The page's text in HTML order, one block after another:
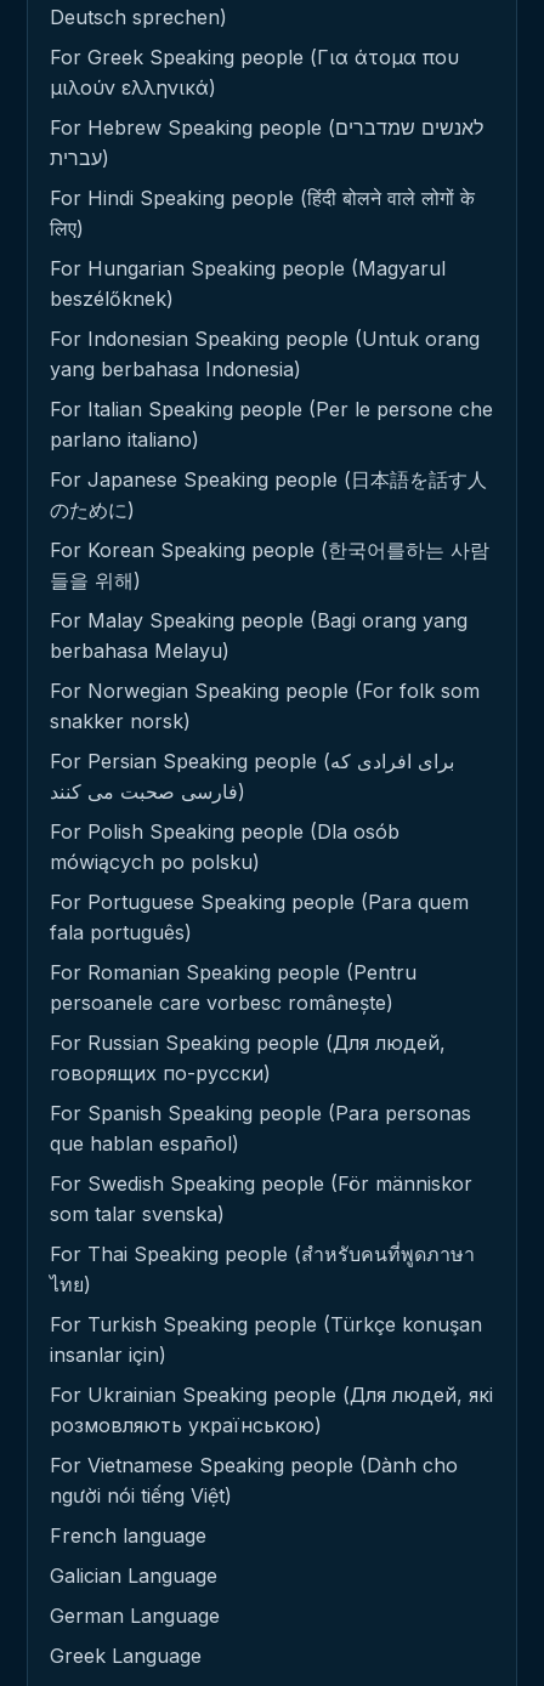
Deutsch sprechen)
For Greek Speaking people (Για άτομα που
μιλούν ελληνικά)
For Hebrew Speaking people (לאנשים שמדברים
עברית)
For Hindi Speaking people (हिंदी बोलने वाले लोगों के
लिए)
For Hungarian Speaking people (Magyarul
beszélőknek)
For Indonesian Speaking people (Untuk orang
yang berbahasa Indonesia)
For Italian Speaking people (Per le persone che
parlano italiano)
For Japanese Speaking people (日本語を話す人
のために)
For Korean Speaking people (한국어를하는 사람
들을 위해)
For Malay Speaking people (Bagi orang yang
berbahasa Melayu)
For Norwegian Speaking people (For folk som
snakker norsk)
For Persian Speaking people (برای افرادی که
فارسی صحبت می کنند)
For Polish Speaking people (Dla osób
mówiących po polsku)
For Portuguese Speaking people (Para quem
fala português)
For Romanian Speaking people (Pentru
persoanele care vorbesc românește)
For Russian Speaking people (Для людей,
говорящих по-русски)
For Spanish Speaking people (Para personas
que hablan español)
For Swedish Speaking people (För människor
som talar svenska)
For Thai Speaking people (สำหรับคนที่พูดภาษา
ไทย)
For Turkish Speaking people (Türkçe konuşan
insanlar için)
For Ukrainian Speaking people (Для людей, які
розмовляють українською)
For Vietnamese Speaking people (Dành cho
người nói tiếng Việt)
French language
Galician Language
German Language
Greek Language